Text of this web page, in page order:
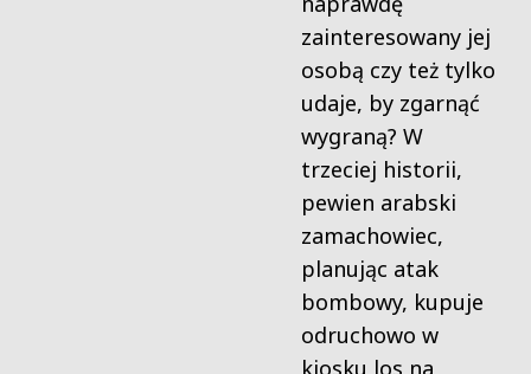
zainteresowany jej
osobą czy też tylko
udaje, by zgarnąć
wygraną? W
trzeciej historii,
pewien arabski
zamachowiec,
planując atak
bombowy, kupuje
odruchowo w
kiosku los na